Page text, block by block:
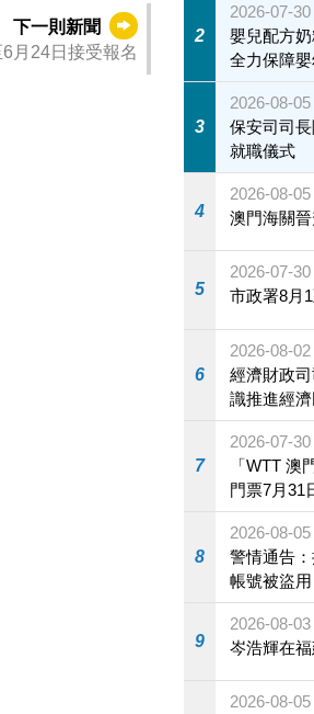
下一則新聞
月24日接受報名
2
2026-07-
嬰兒配方
全力保障
3
2026-08-
保安司司
就職儀式
4
2026-08-
澳門海關
5
2026-07-
市政署8月
6
2026-08-02
經濟財政
識推進經
7
2026-07-
「WTT 澳
門票7月31
8
2026-08-
警情通告
帳號被盜用
9
2026-08-
岑浩輝在
2026-08-